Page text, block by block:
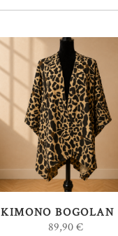
AJOUTER AU
PANIER
KIMONO BOGOLAN
89,90€